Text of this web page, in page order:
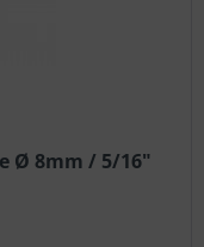
Ø 8mm / 5/16"